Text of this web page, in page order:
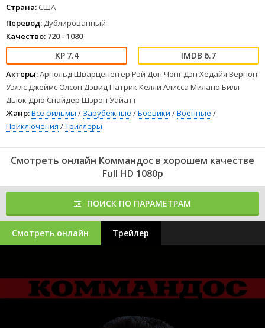
Страна: США
Перевод: Дублированный
Качество: 720 - 1080
7.4 6.7
Актеры:Арнольд Шварценеггер Рэй Дон Чонг Дэн Хедайя Вернон
Уэллс Джеймс Олсон Дэвид Патрик Келли Алисса Милано Билл
Дьюк Дрю Снайдер Шэрон Уайатт
Жанр:Все фильмы / Зарубежные /Боевики /Военные /
Приключения /Триллеры
Смотреть онлайн Коммандос в хорошем качестве
Full HD 1080p
ПОИСК ПО ПАРАМЕТРАМ
Смотреть онлайн Трейлер